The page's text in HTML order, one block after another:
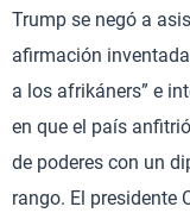
Trump se negó a
afirmación
a los afrikáners” e
en que el país
de poderes con un
rango. El presidente